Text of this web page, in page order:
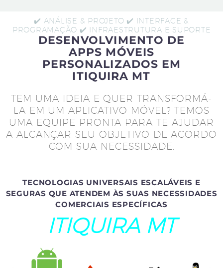
✔️ ANÁLISE & PROJETO ✔️ INTERFACE &
PROGRAMAÇÃO ✔️ INFRAESTRUTURA E SUPORTE
DESENVOLVIMENTO DE
APPS MÓVEIS
PERSONALIZADOS EM
ITIQUIRA MT
TEM UMA IDEIA E QUER TRANSFORMÁ-
LA EM UM APLICATIVO MÓVEL? TEMOS
UMA EQUIPE PRONTA PARA TE AJUDAR
A ALCANÇAR SEU OBJETIVO DE ACORDO
COM SUA NECESSIDADE.
TECNOLOGIAS UNIVERSAIS ESCALÁVEIS E
SEGURAS QUE ATENDEM ÀS SUAS NECESSIDADES
COMERCIAIS ESPECÍFICAS
ITIQUIRA MT